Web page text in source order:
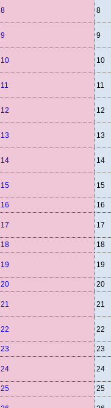
8 8
9 9
10 10
11 11
12 12
13 13
14 14
15 15
16 16
17 17
18 18
19 19
20 20
21 21
22 22
23 23
24 24
25 25